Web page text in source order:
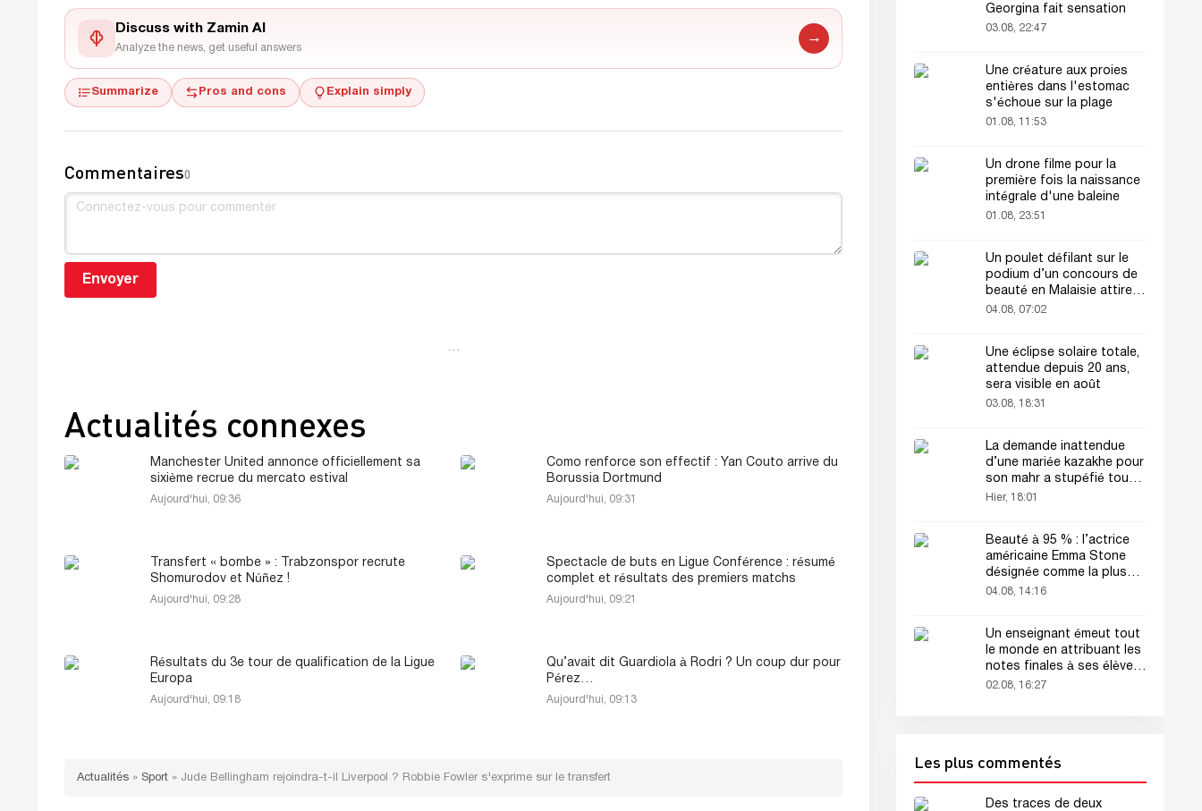
Discuss with Zamin AI
Analyze the news, get useful answers
→
Summarize Pros and cons Explain simply
Commentaires0
Envoyer
…
Actualités connexes
Manchester United annonce officiellement sa
sixième recrue du mercato estival
Aujourd'hui, 09:36
Como renforce son effectif : Yan Couto arrive du
Borussia Dortmund
Aujourd'hui, 09:31
Transfert « bombe » : Trabzonspor recrute
Shomurodov et Núñez !
Aujourd'hui, 09:28
Spectacle de buts en Ligue Conférence : résumé
complet et résultats des premiers matchs
Aujourd'hui, 09:21
Résultats du 3e tour de qualification de la Ligue
Europa
Aujourd'hui, 09:18
Qu’avait dit Guardiola à Rodri ? Un coup dur pour
Pérez…
Aujourd'hui, 09:13
Actualités » Sport » Jude Bellingham rejoindra-t-il Liverpool ? Robbie Fowler s'exprime sur le transfert
Georgina fait sensation
03.08, 22:47
Une créature aux proies
entières dans l'estomac
s'échoue sur la plage
01.08, 11:53
Un drone filme pour la
première fois la naissance
intégrale d'une baleine
01.08, 23:51
Un poulet défilant sur le
podium d’un concours de
beauté en Malaisie attire
l’attention du public
04.08, 07:02
Une éclipse solaire totale,
attendue depuis 20 ans,
sera visible en août
03.08, 18:31
La demande inattendue
d’une mariée kazakhe pour
son mahr a stupéfié tout
le monde
Hier, 18:01
Beauté à 95 % : l’actrice
américaine Emma Stone
désignée comme la plus
belle femme du monde !
04.08, 14:16
Un enseignant émeut tout
le monde en attribuant les
notes finales à ses élèves
avant sa mort
02.08, 16:27
Les plus commentés
Des traces de deux